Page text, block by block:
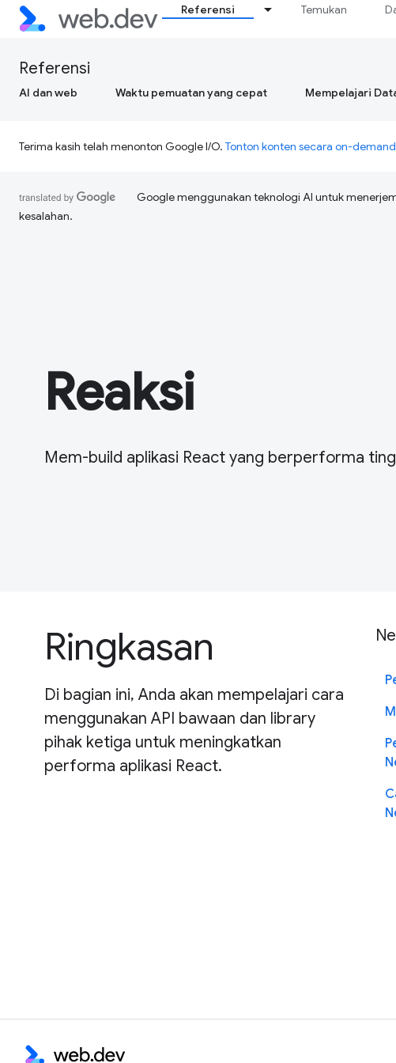
Referensi Temukan
Referensi
AI dan web Waktu pemuatan yang cepat Mempelajari
Terima kasih telah menonton Google I/O. Tonton konten secara on-demand
Google menggunakan teknologi AI untuk
kesalahan.
Reaksi
Mem-build aplikasi React yang berperforma
Ringkasan
Di bagian ini, Anda akan mempelajari cara
menggunakan API bawaan dan library
pihak ketiga untuk meningkatkan
performa aplikasi React.